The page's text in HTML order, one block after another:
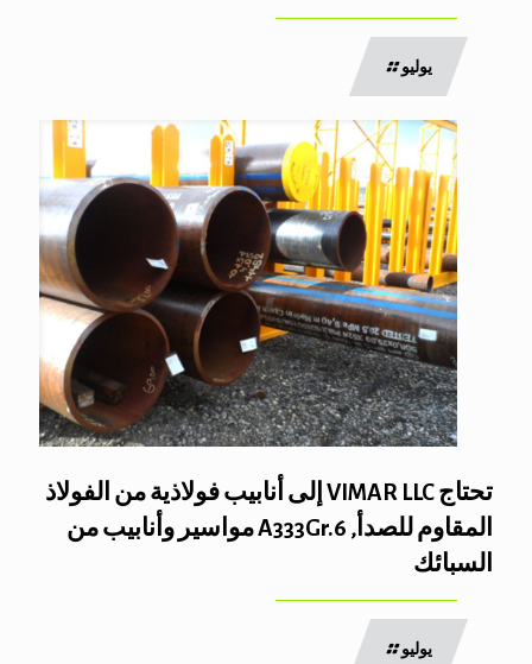
يوليو
تحتاج VIMAR LLC إلى أنابيب فولاذية من الفولاذ
المقاوم للصدأ, A333Gr.6 مواسير وأنابيب من
السبائك
يوليو